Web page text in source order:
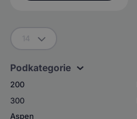
Podkategorie
200
300
Aspen